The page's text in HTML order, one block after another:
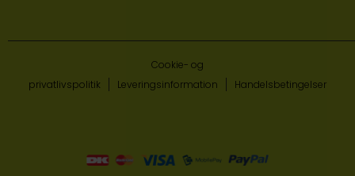
Cookie- og
privatlivspolitik
Leveringsinformation Handelsbetingelser